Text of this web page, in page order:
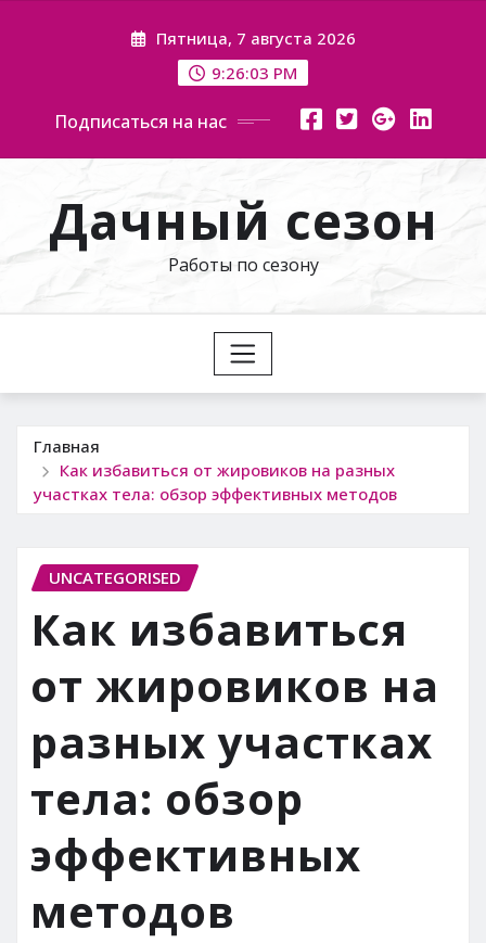
Пятница, 7 августа 2026
9:26:04 PM
Подписаться на нас
Дачный сезон
Работы по сезону
Главная
Как избавиться от жировиков на разных
участках тела: обзор эффективных методов
UNCATEGORISED
Как избавиться
от жировиков на
разных участках
тела: обзор
эффективных
методов